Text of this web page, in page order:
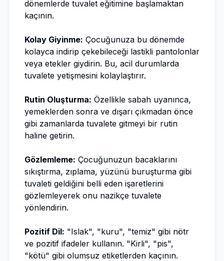
dönemlerde tuvalet eğitimine başlamaktan
kaçının.
Kolay Giyinme: Çocuğunuza bu dönemde
kolayca indirip çekebileceği lastikli pantolonlar
veya etekler giydirin. Bu, acil durumlarda
tuvalete yetişmesini kolaylaştırır.
Rutin Oluşturma: Özellikle sabah uyanınca,
yemeklerden sonra ve dışarı çıkmadan önce
gibi zamanlarda tuvalete gitmeyi bir rutin
haline getirin.
Gözlemleme: Çocuğunuzun bacaklarını
sıkıştırma, zıplama, yüzünü buruşturma gibi
tuvaleti geldiğini belli eden işaretlerini
gözlemleyerek onu nazikçe tuvalete
yönlendirin.
Pozitif Dil: "Islak", "kuru", "temiz" gibi nötr
ve pozitif ifadeler kullanın. "Kirli", "pis",
"kötü" gibi olumsuz etiketlerden kaçının.